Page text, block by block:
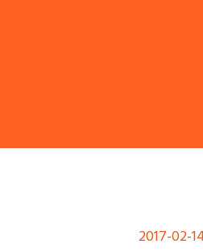
2017-02-